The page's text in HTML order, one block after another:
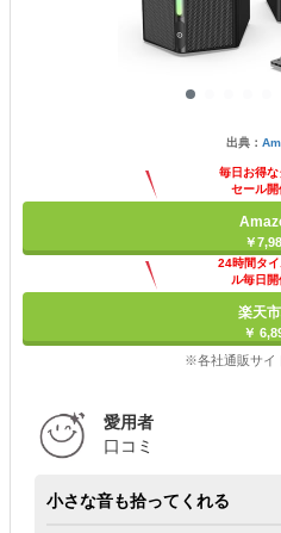
出典：
毎日お得な
セール開
￥
24時間タ
ル毎日開
楽天
￥
※各社通販サイ
愛用者
口コミ
小さな音も拾ってくれる